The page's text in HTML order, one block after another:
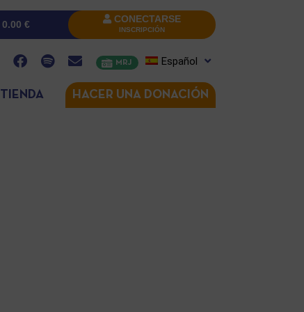
0.00 € CONECTARSE
INSCRIPCIÓN
MRJ Español
TIENDA HACER UNA DONACIÓN